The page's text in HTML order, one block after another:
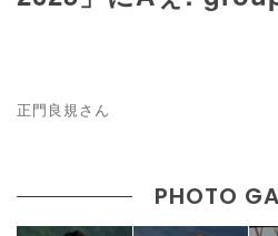
正門良規さん
PHOTO